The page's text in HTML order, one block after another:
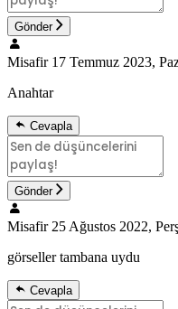
Gönder
Misafir 17 Temmuz 2023,
Anahtar
Cevapla
Gönder
Misafir 25 Ağustos 2022,
görseller tambana uydu
Cevapla